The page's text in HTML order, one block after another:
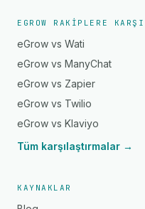
EGROW RAKIPLERE KARŞI
eGrow vs Wati
eGrow vs ManyChat
eGrow vs Zapier
eGrow vs Twilio
eGrow vs Klaviyo
Tüm karşılaştırmalar →
KAYNAKLAR